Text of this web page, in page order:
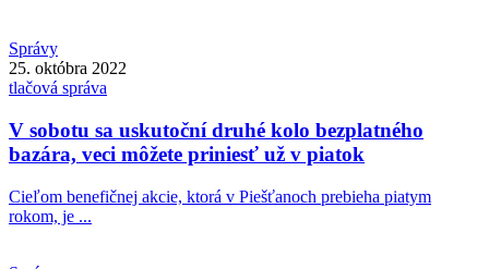
Správy
25. októbra 2022
tlačová správa
V sobotu sa uskutoční druhé kolo bezplatného
bazára, veci môžete priniesť už v piatok
Cieľom benefičnej akcie, ktorá v Piešťanoch prebieha piatym
rokom, je ...